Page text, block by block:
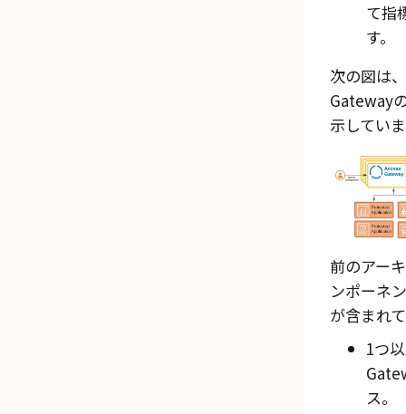
て指
す。
次の図は、
Gateway
示してい
前のアー
ンポーネ
が含まれ
1つ
ス。